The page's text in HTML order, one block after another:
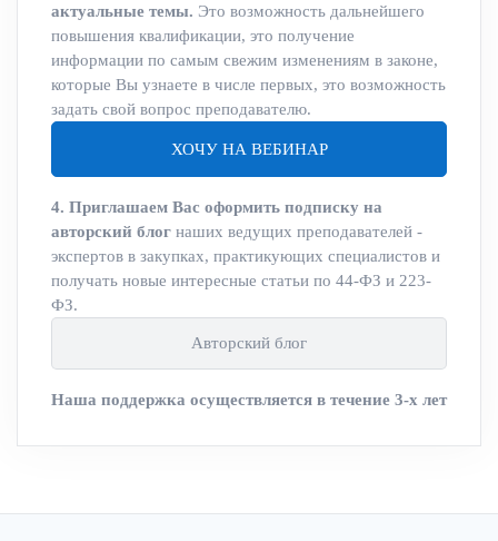
актуальные темы. Это возможность дальнейшего
повышения квалификации, это получение
информации по самым свежим изменениям в законе,
которые Вы узнаете в числе первых, это возможность
задать свой вопрос преподавателю.
ХОЧУ НА ВЕБИНАР
4. Приглашаем Вас оформить подписку на
авторский блог наших ведущих преподавателей -
экспертов в закупках, практикующих специалистов и
получать новые интересные статьи по 44-ФЗ и 223-
ФЗ.
Авторский блог
Наша поддержка осуществляется в течение 3-х лет